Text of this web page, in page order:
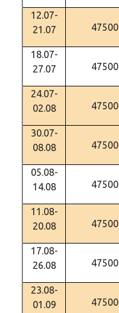
12.07-
21.07
47500
18.07-
27.07
47500
24.07-
02.08
47500
30.07-
08.08
47500
05.08-
14.08
47500
11.08-
20.08
47500
17.08-
26.08
47500
23.08-
01.09
47500